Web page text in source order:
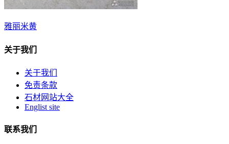
雅丽米黄
关于我们
关于我们
免责条款
石材网站大全
Englist site
联系我们